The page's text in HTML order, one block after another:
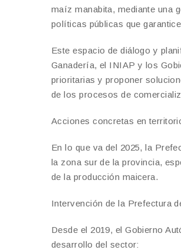
maíz manabita, mediante una
políticas públicas que
Este espacio de diálogo y
Ganadería, el INIAP y los
prioritarias y proponer
de los procesos de
Acciones concretas en
En lo que va del 2025, la
la zona sur de la provincia,
de la producción maicera.
Intervención de la Prefectura
Desde el 2019, el Gobierno
desarrollo del sector: